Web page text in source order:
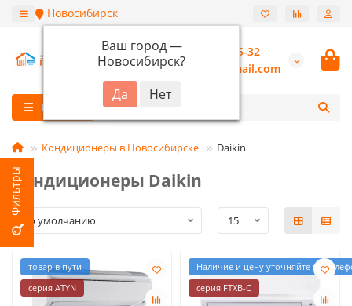
Новосибирск
Ваш город —
Новосибирск?
+7 (913) 987-55-32
burannsk@gmail.com
Каталог
Кондиционеры в Новосибирске Daikin
Кондиционеры Daikin
товар в пути
серия ATYN
Наличие и цену уточняйте по
серия FTXB-C